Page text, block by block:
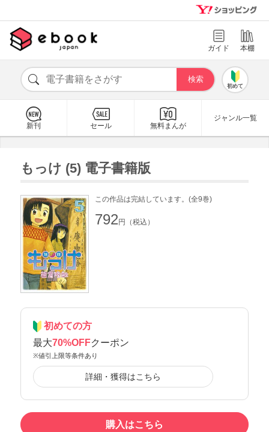
ガイド 本棚
初めて
新刊 セール 無料まんが
ジャンル一覧
もっけ (5) 電子書籍版
この作品は完結しています。(全9巻)
792 円（税込）
初めての方
最大70%OFFクーポン
※値引上限等条件あり
詳細・獲得はこちら
購入はこちら